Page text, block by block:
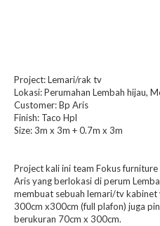
Project: Lemari/rak tv
Lokasi: Perumahan Lembah hijau,
Customer: Bp Aris
Finish: Taco Hpl
Size: 3m x 3m + 0.7m x 3m
Project kali ini team Fokus
Aris yang berlokasi di perum
membuat sebuah lemari/tv kabinet
300cm x300cm (full plafon) juga
berukuran 70cm x 300cm.